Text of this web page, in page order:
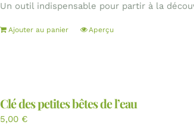
Un outil indispensable pour partir à la
Ajouter au panier Aperçu
Clé des petites bêtes de l’eau
5,00 €